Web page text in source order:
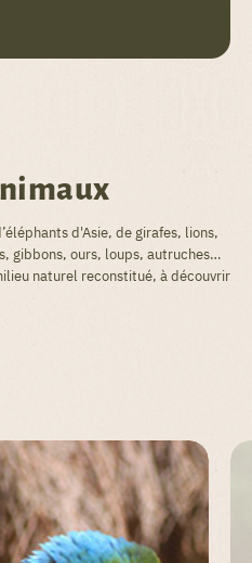
d'Asie, de girafes, lions,
gibbons, ours, loups, autruches…
naturel reconstitué, à découvrir